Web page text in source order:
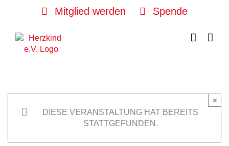
Mitglied werden Spende
DIESE VERANSTALTUNG HAT BEREITS
STATTGEFUNDEN.
×